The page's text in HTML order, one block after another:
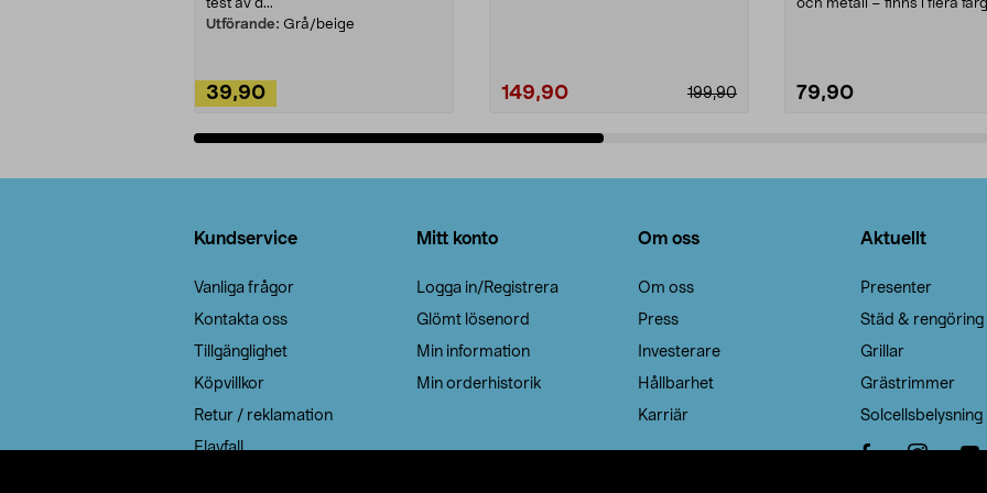
test av d...
Utförande: Grå/beige
39,90 199,90
149,90
och metall – finns i flera
79,90
Kundservice
Vanliga frågor
Kontakta oss
Tillgänglighet
Köpvillkor
Retur / reklamation
Elavfall
Mitt konto
Logga in/Registrera
Glömt lösenord
Min information
Min orderhistorik
Om oss
Om oss
Press
Investerare
Hållbarhet
Karriär
Aktuellt
Presenter
Städ & rengöring
Grillar
Grästrimmer
Solcellsbelysning